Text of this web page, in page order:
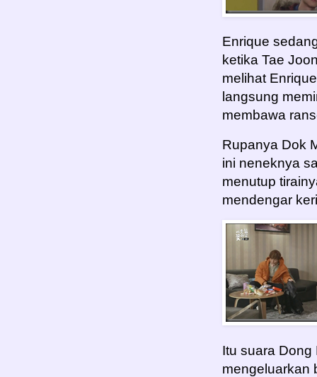
Enrique
ketika Tae
melihat
langsung
membawa
Rupanya Dok
ini neneknya
menutup
mendengar
Itu suara
mengeluarkan